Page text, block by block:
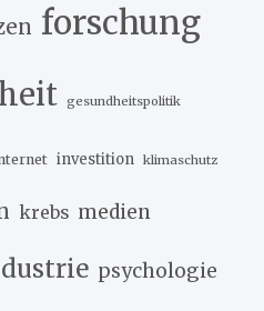
forschung
gesundheitspolitik
investition klimaschutz
krebs medien
psychologie